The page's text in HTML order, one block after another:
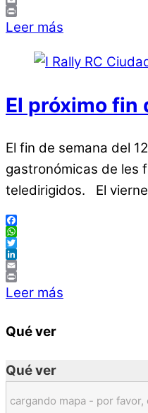
Email
Print
Leer más
El próximo fin
El fin de semana del
gastronómicas de les
teledirigidos. El
Facebook
WhatsApp
Twitter
LinkedIn
Email
Print
Leer más
Qué ver
Qué ver
cargando mapa - por favor,